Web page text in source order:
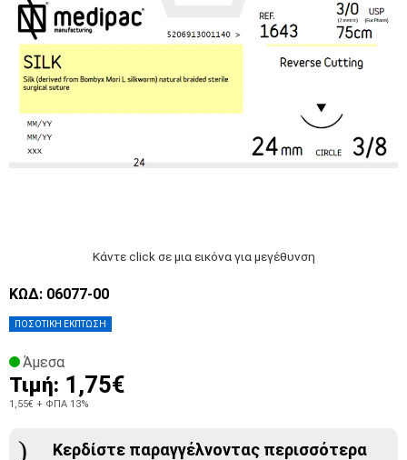
Κάντε click σε μια εικόνα για μεγέθυνση
ΠΟΣΟΤΙΚΗ ΕΚΠΤΩΣΗ
ΚΩΔ: 06077-00
Άμεσα
Τιμή: 1,75€
1,55€ + ΦΠΑ 13%
Κερδίστε παραγγέλνοντας περισσότερα